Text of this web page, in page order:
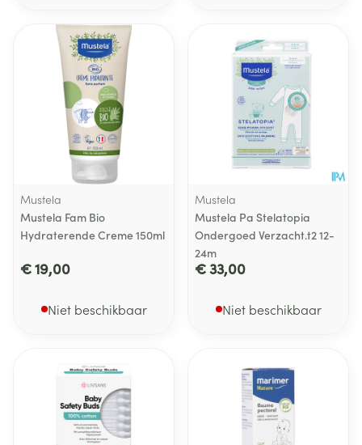
Mustela
Mustela Fam Bio
Hydraterende Creme 150ml
€ 19,00
Niet beschikbaar
Mustela
Mustela Pa Stelatopia
Ondergoed Verzacht.t2 12-
24m
€ 33,00
Niet beschikbaar